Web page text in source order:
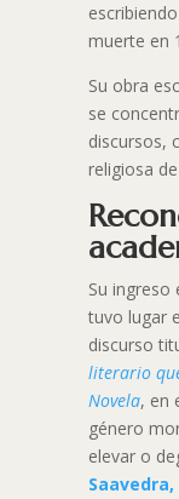
muerte en
Su obra
se
discursos,
religiosa
Su ingreso
tuvo lugar
discurso
literario
Novela, en
género
elevar o